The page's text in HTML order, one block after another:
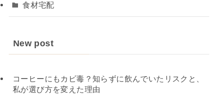
食材宅配
New post
コーヒーにもカビ毒？知らずに飲んでいたリスクと、
私が選び方を変えた理由